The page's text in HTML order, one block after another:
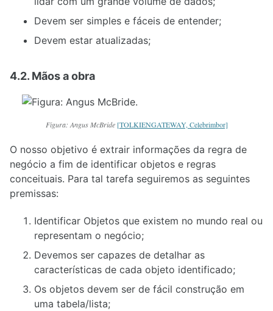
Devem ser simples e fáceis de entender;
Devem estar atualizadas;
4.2. Mãos a obra
Figura: Angus McBride [TOLKIENGATEWAY, Celebrimbor]
O nosso objetivo é extrair informações da regra de
negócio a fim de identificar objetos e regras
conceituais. Para tal tarefa seguiremos as seguintes
premissas:
Identificar Objetos que existem no mundo real ou
representam o negócio;
Devemos ser capazes de detalhar as
características de cada objeto identificado;
Os objetos devem ser de fácil construção em
uma tabela/lista;